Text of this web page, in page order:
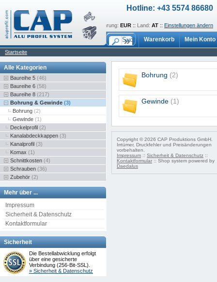
Hotline: +43 5574 86680
Sprache: de:: Währung: EUR :: Land: AT :: Einstellungen ändern
Warenkorb Mein Konto
Startseite
Alle Kategorien
Baureihe 5 (46)
Baureihe 6 (58)
Baureihe 8 (217)
Bohrung & Gewinde (3)
Bohrung (2)
Gewinde (1)
Deckelprofil (2)
Kanalabdeckkappen (3)
Kanalprofil (3)
Komax (1)
Schnittkosten (4)
Schrauben (36)
Zubehör (2)
Mehr über ...
Impressum
Sicherheit & Datenschutz
Kontaktformular
Sicherheit
Die Bestellabwicklung erfolgt
über eine gesicherte
Verbindung (256-Bit-SSL).
» Sicherheit & Datenschutz
Bohrung (2)
Gewinde (1)
Copyright © 2026 CAP Produktions GmbH.
Irrtümer, Druckfehler und Preisänderungen
vorbehalten.
Impressum :: Sicherheit & Datenschutz ::
Kontaktformular :: Shop system powered by
Daedalus